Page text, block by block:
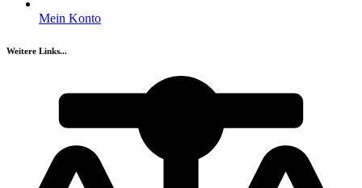
Mein Konto
Weitere Links...